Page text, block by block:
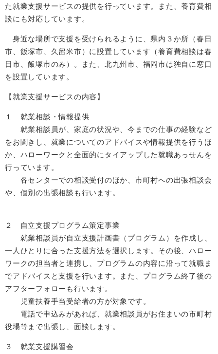
た就業支援サービスの提供を行っています。また、養育費相
談にも対応しています。
身近な場所で支援を受けられるように、県内３か所（春日
市、飯塚市、久留米市）に設置しています（養育費相談は春
日市、飯塚市のみ）。また、北九州市、福岡市は独自に窓口
を設置しています。
【就業支援サービスの内容】
１ 就業相談・情報提供
就業相談員が、家庭の状況や、今までの仕事の経験など
をお聞きし、就業についてのアドバイスや情報提供を行うほ
か、ハローワークと全面的にタイアップした就職あっせんを
行っています。
各センターでの相談受付のほか、市町村への出張相談会
や、個別の出張相談も行います。
２ 自立支援プログラム策定事業
就業相談員が自立支援計画書（プログラム）を作成し、
一人ひとりに合った支援方法を選択します。その後、ハロー
ワークの担当者と連携し、プログラムの内容に沿って就職ま
でアドバイスと支援を行います。また、プログラム終了後の
アフターフォローも行います。
児童扶養手当受給者の方が対象です。
電話で申込みがあれば、就業相談員がお住まいの市町村
役場等まで出張し、面談します。
３ 就業支援講習会